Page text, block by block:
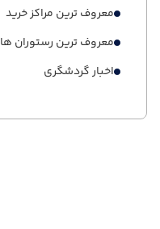
معروف ترین مراکز خرید
معروف ترین رستوران ها
اخبار گردشگری